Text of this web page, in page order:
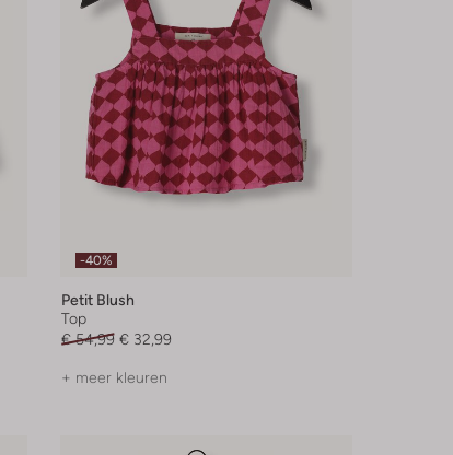
-40%
Petit Blush
Top
€ 54,99 € 32,99
+ meer kleuren